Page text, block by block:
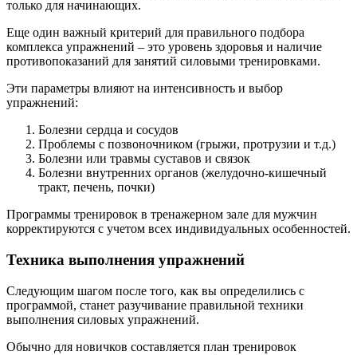
только для начинающих.
Еще один важный критерий для правильного подбора
комплекса упражнений – это уровень здоровья и наличие
противопоказаний для занятий силовыми тренировками.
Эти параметры влияют на интенсивность и выбор
упражнений:
Болезни сердца и сосудов
Проблемы с позвоночником (грыжи, протрузии и т.д.)
Болезни или травмы суставов и связок
Болезни внутренних органов (желудочно-кишечный
тракт, печень, почки)
Программы тренировок в тренажерном зале для мужчин
корректируются с учетом всех индивидуальных особенностей.
Техника выполнения упражнений
Следующим шагом после того, как вы определились с
программой, станет разучивание правильной техники
выполнения силовых упражнений.
Обычно для новичков составляется план тренировок